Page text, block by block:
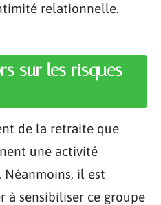
relationnelle.
sur les risques
de la retraite que
une activité
il est
à sensibiliser ce groupe